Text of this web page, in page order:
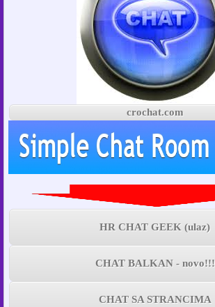
crochat.com
HR CHAT GEEK (ulaz)
CHAT BALKAN - novo!!!
CHAT SA STRANCIMA